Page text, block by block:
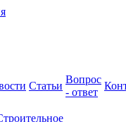
Статьи
Вопрос
- ответ